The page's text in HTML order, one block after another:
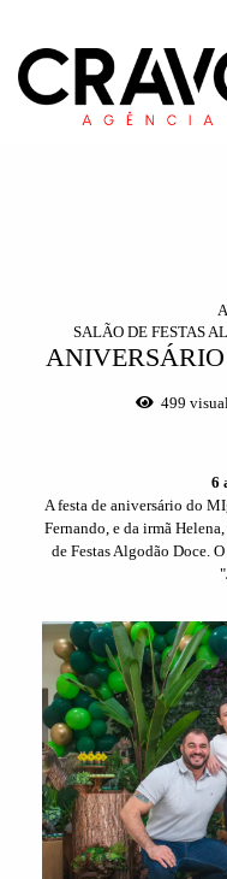
SALÃO DE FESTAS
499
6
A festa de aniversário do
Fernando, e da irmã
de Festas Algodão Doce.